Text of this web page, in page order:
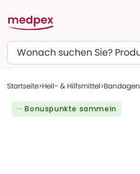
Suchen
Startseite Heil- & Hilfsmittel Bandagen
··· Bonuspunkte sammeln